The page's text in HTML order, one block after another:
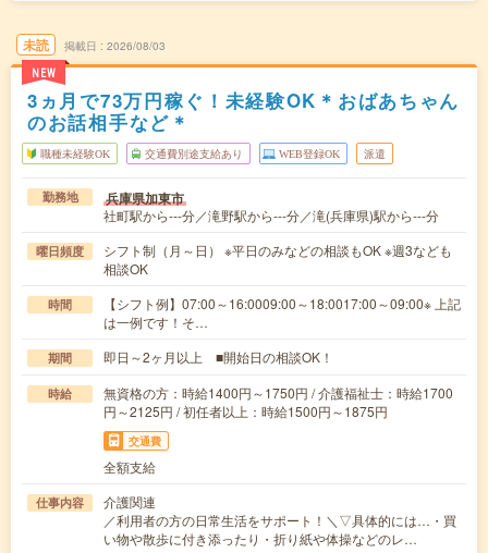
未読
NEW
掲載日 2026/08/03
3ヵ月で73万円稼ぐ！未経験OK＊おばあちゃん
のお話相手など＊
職種未経験OK 交通費別途支給あり WEB登録OK 派遣
勤務地 兵庫県加東市
社町駅から---分／滝野駅から---分／滝(兵庫県)駅から---分
曜日頻度
シフト制（月～日） ※平日のみなどの相談もOK ※週3なども
相談OK
時間
【シフト例】07:00～16:0009:00～18:0017:00～09:00※ 上記
は一例です！そ…
期間 即日～2ヶ月以上 ■開始日の相談OK！
時給
無資格の方：時給1400円～1750円 / 介護福祉士：時給1700
円～2125円 / 初任者以上：時給1500円～1875円
交通費
全額支給
仕事内容
介護関連
／利用者の方の日常生活をサポート！＼▽具体的には…・買
い物や散歩に付き添ったり・折り紙や体操などのレ…